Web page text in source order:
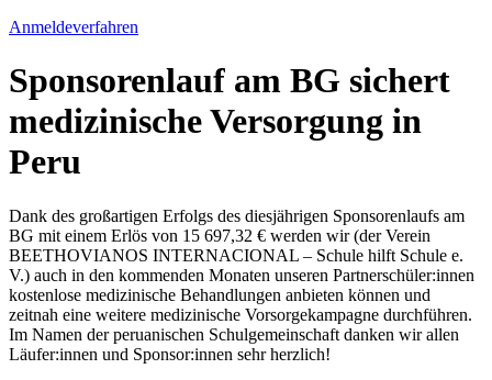
Anmeldeverfahren
Sponsorenlauf am BG sichert
medizinische Versorgung in
Peru
Dank des großartigen Erfolgs des diesjährigen Sponsorenlaufs am
BG mit einem Erlös von 15 697,32 € werden wir (der Verein
BEETHOVIANOS INTERNACIONAL – Schule hilft Schule e.
V.) auch in den kommenden Monaten unseren Partnerschüler:innen
kostenlose medizinische Behandlungen anbieten können und
zeitnah eine weitere medizinische Vorsorgekampagne durchführen.
Im Namen der peruanischen Schulgemeinschaft danken wir allen
Läufer:innen und Sponsor:innen sehr herzlich!